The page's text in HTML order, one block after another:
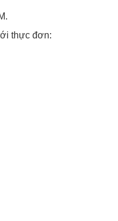
thực đơn: